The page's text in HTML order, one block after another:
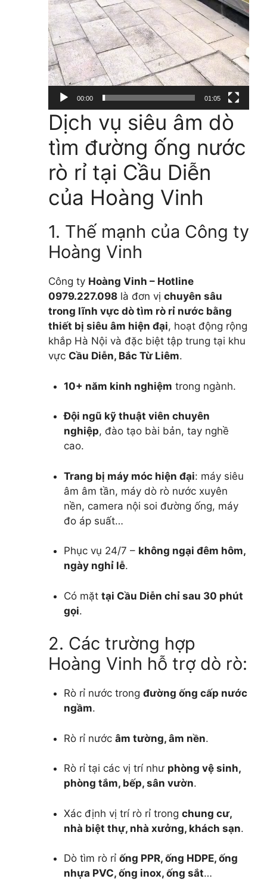
00:00 01:05
Dịch vụ siêu âm dò
tìm đường ống nước
rò rỉ tại Cầu Diễn
của Hoàng Vinh
1. Thế mạnh của Công ty
Hoàng Vinh
Công ty Hoàng Vinh – Hotline
0979.227.098 là đơn vị chuyên sâu
trong lĩnh vực dò tìm rò rỉ nước bằng
thiết bị siêu âm hiện đại, hoạt động rộng
khắp Hà Nội và đặc biệt tập trung tại khu
vực Cầu Diễn, Bắc Từ Liêm.
10+ năm kinh nghiệm trong ngành.
Đội ngũ kỹ thuật viên chuyên
nghiệp, đào tạo bài bản, tay nghề
cao.
Trang bị máy móc hiện đại: máy siêu
âm âm tần, máy dò rò nước xuyên
nền, camera nội soi đường ống, máy
đo áp suất…
Phục vụ 24/7 – không ngại đêm hôm,
ngày nghỉ lễ.
Có mặt tại Cầu Diễn chỉ sau 30 phút
gọi.
2. Các trường hợp
Hoàng Vinh hỗ trợ dò rò:
Rò rỉ nước trong đường ống cấp nước
ngầm.
Rò rỉ nước âm tường, âm nền.
Rò rỉ tại các vị trí như phòng vệ sinh,
phòng tắm, bếp, sân vườn.
Xác định vị trí rò rỉ trong chung cư,
nhà biệt thự, nhà xưởng, khách sạn.
Dò tìm rò rỉ ống PPR, ống HDPE, ống
nhựa PVC, ống inox, ống sắt…